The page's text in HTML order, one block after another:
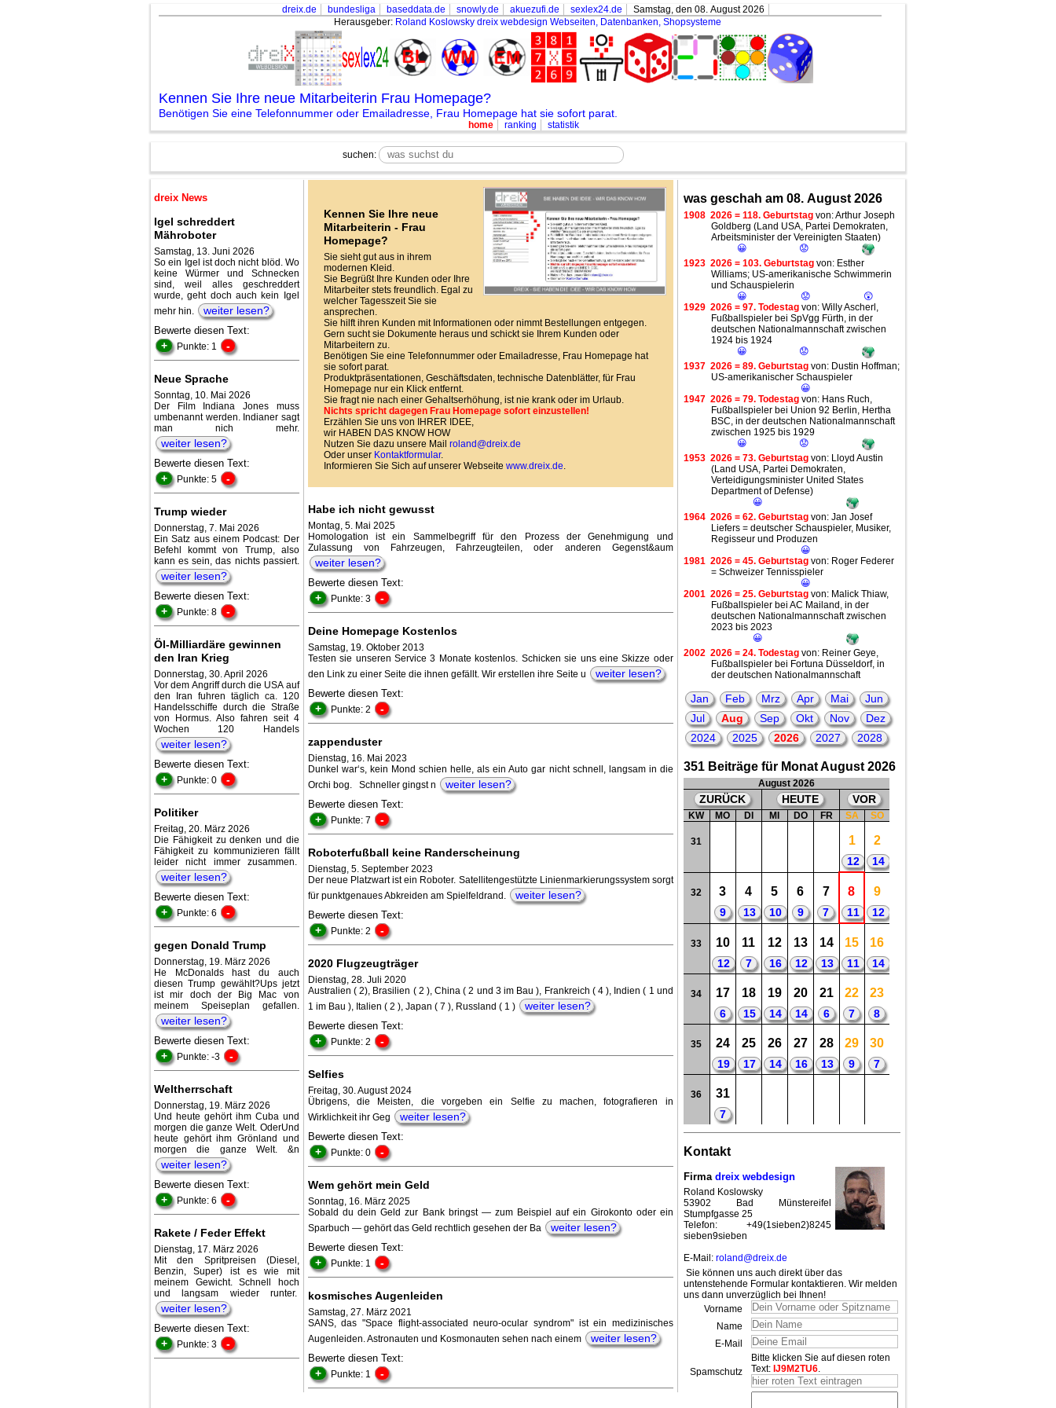
dreix.de bundesliga baseddata.de snowly.de akuezufi.de sexlex24.de
Samstag, den 08. August 2026
Herausgeber: Roland Koslowsky dreix webdesign Webseiten, Datenbanken, Shopsysteme
Kennen Sie Ihre neue Mitarbeiterin Frau Homepage?
Benötigen Sie eine Telefonnummer oder Emailadresse, Frau Homepage hat sie sofort parat.
home ranking statistik
suchen:
dreix News
Igel schreddert
Mähroboter
Samstag, 13. Juni 2026
So ein Igel ist doch nicht blöd. Wo
keine Würmer und Schnecken
sind, weil alles geschreddert
wurde, geht doch auch kein Igel
mehr hin.
weiter lesen?
Bewerte diesen Text:
+ Punkte: 1 -
Neue Sprache
Sonntag, 10. Mai 2026
Der Film Indiana Jones muss
umbenannt werden. Indianer sagt
man nich mehr.
weiter lesen?
Bewerte diesen Text:
+ Punkte: 5 -
Trump wieder
Donnerstag, 7. Mai 2026
Ein Satz aus einem Podcast: Der
Befehl kommt von Trump, also
kann es sein, das nichts passiert.
weiter lesen?
Bewerte diesen Text:
+ Punkte: 8 -
Öl-Milliardäre gewinnen
den Iran Krieg
Donnerstag, 30. April 2026
Vor dem Angriff durch die USA auf
den Iran fuhren täglich ca. 120
Handelsschiffe durch die Straße
von Hormus. Also fahren seit 4
Wochen 120 Handels
weiter lesen?
Bewerte diesen Text:
+ Punkte: 0 -
Politiker
Freitag, 20. März 2026
Die Fähigkeit zu denken und die
Fähigkeit zu kommunizieren fällt
leider nicht immer zusammen.
weiter lesen?
Bewerte diesen Text:
+ Punkte: 6 -
gegen Donald Trump
Donnerstag, 19. März 2026
He McDonalds hast du auch
diesen Trump gewählt?Ups jetzt
ist mir doch der Big Mac von
meinem Speiseplan gefallen.
weiter lesen?
Bewerte diesen Text:
+ Punkte: -3 -
Weltherrschaft
Donnerstag, 19. März 2026
Und heute gehört ihm Cuba und
morgen die ganze Welt. OderUnd
heute gehört ihm Grönland und
morgen die ganze Welt. &n
weiter lesen?
Bewerte diesen Text:
+ Punkte: 6 -
Rakete / Feder Effekt
Dienstag, 17. März 2026
Mit den Spritpreisen (Diesel,
Benzin, Super) ist es wie mit
meinem Gewicht. Schnell hoch
und langsam wieder runter.
weiter lesen?
Bewerte diesen Text:
+ Punkte: 3 -
Kennen Sie Ihre neue
Mitarbeiterin - Frau
Homepage?
Sie sieht gut aus in ihrem
modernen Kleid.
Sie Begrüßt Ihre Kunden oder Ihre
Mitarbeiter stets freundlich. Egal zu
welcher Tagesszeit Sie sie
ansprechen.
Sie hilft ihren Kunden mit Informationen oder nimmt Bestellungen entgegen.
Gern sucht sie Dokumente heraus und schickt sie Ihrem Kunden oder
Mitarbeitern zu.
Benötigen Sie eine Telefonnummer oder Emailadresse, Frau Homepage hat
sie sofort parat.
Produktpräsentationen, Geschäftsdaten, technische Datenblätter, für Frau
Homepage nur ein Klick entfernt.
Sie fragt nie nach einer Gehaltserhöhung, ist nie krank oder im Urlaub.
Nichts spricht dagegen Frau Homepage sofort einzustellen!
Erzählen Sie uns von IHRER IDEE,
wir HABEN DAS KNOW HOW
Nutzen Sie dazu unsere Mail roland@dreix.de
Oder unser Kontaktformular.
Informieren Sie Sich auf unserer Webseite www.dreix.de
Habe ich nicht gewusst
Montag, 5. Mai 2025
Homologation ist ein Sammelbegriff für den Prozess der Genehmigung und
Zulassung von Fahrzeugen, Fahrzeugteilen, oder anderen Gegenst&aum
weiter lesen?
Bewerte diesen Text:
+ Punkte: 3 -
Deine Homepage Kostenlos
Samstag, 19. Oktober 2013
Testen sie unseren Service 3 Monate kostenlos. Schicken sie uns eine Skizze oder
den Link zu einer Seite die ihnen gefällt. Wir erstellen ihre Seite u
weiter lesen?
Bewerte diesen Text:
+ Punkte: 2 -
zappenduster
Dienstag, 16. Mai 2023
Dunkel war‘s, kein Mond schien helle, als ein Auto gar nicht schnell, langsam in die
Orchi bog. Schneller gingst n
weiter lesen?
Bewerte diesen Text:
+ Punkte: 7 -
Roboterfußball keine Randerscheinung
Dienstag, 5. September 2023
Der neue Platzwart ist ein Roboter. Satellitengestützte Linienmarkierungssystem sorgt
für punktgenaues Abkreiden am Spielfeldrand.
weiter lesen?
Bewerte diesen Text:
+ Punkte: 2 -
2020 Flugzeugträger
Dienstag, 28. Juli 2020
Australien ( 2), Brasilien ( 2 ), China ( 2 und 3 im Bau ), Frankreich ( 4 ), Indien ( 1 und
1 im Bau ), Italien ( 2 ), Japan ( 7 ), Russland ( 1 )
weiter lesen?
Bewerte diesen Text:
+ Punkte: 2 -
Selfies
Freitag, 30. August 2024
Übrigens, die Meisten, die vorgeben ein Selfie zu machen, fotografieren in
Wirklichkeit ihr Geg
weiter lesen?
Bewerte diesen Text:
+ Punkte: 0 -
Wem gehört mein Geld
Sonntag, 16. März 2025
Sobald du dein Geld zur Bank bringst — zum Beispiel auf ein Girokonto oder ein
Sparbuch — gehört das Geld rechtlich gesehen der Ba
weiter lesen?
Bewerte diesen Text:
+ Punkte: 1 -
kosmisches Augenleiden
Samstag, 27. März 2021
SANS, das "Space flight-associated neuro-ocular syndrom" ist ein medizinisches
Augenleiden. Astronauten und Kosmonauten sehen nach einem
weiter lesen?
Bewerte diesen Text:
+ Punkte: 1 -
was geschah am 08. August 2026
1908 2026 = 118. Geburtstagvon: Arthur Joseph
Goldberg (Land USA, Partei Demokraten,
Arbeitsminister der Vereinigten Staaten)
😀
😟
1923 2026 = 103. Geburtstagvon: Esther
Williams; US-amerikanische Schwimmerin
und Schauspielerin
😀
😟
😲
1929 2026 = 97. Todestagvon: Willy Ascherl,
Fußballspieler bei SpVgg Fürth, in der
deutschen Nationalmannschaft zwischen
1924 bis 1924
😀
😟
1937 2026 = 89. Geburtstagvon: Dustin Hoffman;
US-amerikanischer Schauspieler
😀
1947 2026 = 79. Todestagvon: Hans Ruch,
Fußballspieler bei Union 92 Berlin, Hertha
BSC, in der deutschen Nationalmannschaft
zwischen 1925 bis 1929
😀
😟
1953 2026 = 73. Geburtstagvon: Lloyd Austin
(Land USA, Partei Demokraten,
Verteidigungsminister United States
Department of Defense)
😀
1964 2026 = 62. Geburtstagvon: Jan Josef
Liefers = deutscher Schauspieler, Musiker,
Regisseur und Produzen
😀
1981 2026 = 45. Geburtstagvon: Roger Federer
= Schweizer Tennisspieler
😀
2001 2026 = 25. Geburtstagvon: Malick Thiaw,
Fußballspieler bei AC Mailand, in der
deutschen Nationalmannschaft zwischen
2023 bis 2023
😀
2002 2026 = 24. Todestagvon: Reiner Geye,
Fußballspieler bei Fortuna Düsseldorf, in
der deutschen Nationalmannschaft
😀
😟
2022 2026 = 4. Todestagvon: Olivia Newton-John
= britisch-australische Sängerin,
Songwriterin, Schauspielerin
😀
😟
Jan Feb Mrz Apr Mai
Jun
Jul
Aug Sep Okt Nov
Dez
2024
2025 2026 2027 2028
351 Beiträge für Monat August 2026
August 2026
ZURÜCK HEUTE VOR
KW MO DI MI DO FR SA SO
31 1
12
2
14
32 3
9
4
13
5
10
6
9
7
7
8
11
9
12
33 10
12
11
7
12
16
13
12
14
13
15
11
16
14
34 17
6
18
15
19
14
20
14
21
6
22
7
23
8
35 24
19
25
17
26
14
27
16
28
13
29
9
30
7
36 31
7
Kontakt
Firma dreix webdesign
Roland Koslowsky
53902 Bad Münstereifel
Stumpfgasse 25
Telefon: +49(1sieben2)8245
sieben9sieben
E-Mail: roland@dreix.de
Sie können uns auch direkt über das
untenstehende Formular kontaktieren. Wir melden
uns dann unverzüglich bei Ihnen!
Vorname
Name
E-Mail
Spamschutz
Bitte klicken Sie auf diesen roten
Text: IJ9M2TU6.